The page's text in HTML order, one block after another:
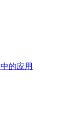
的应用